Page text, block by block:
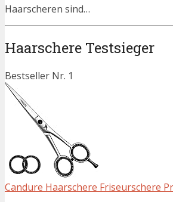
Haarscheren sind…
Haarschere Testsieger
Bestseller Nr. 1
Candure Haarschere Friseurschere